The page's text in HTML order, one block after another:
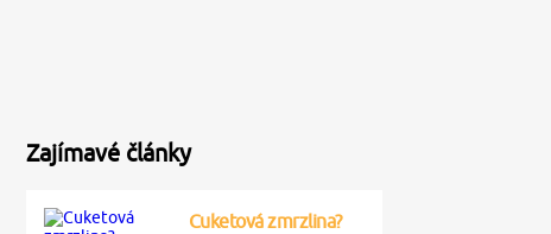
Zajímavé články
Cuketová zmrzlina?